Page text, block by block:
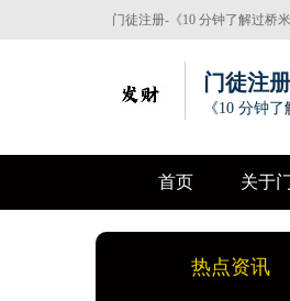
门徒注册-《10 分钟了解过桥
门徒注册
《10 分钟
首页 关于
热点资讯